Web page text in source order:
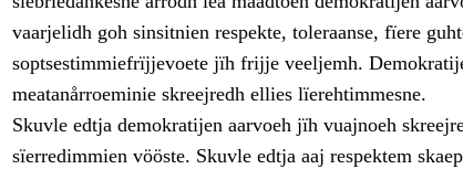
vaarjelidh goh sinsitnien respekte, toleraanse, fïere
soptsestimmiefrïjjevoete jïh frijje veeljemh.
meatanårroeminie skreejredh ellies lïerehtimmesne.
Skuvle edtja demokratijen aarvoeh jïh vuajnoeh
sïerredimmien vööste. Skuvle edtja aaj respektem